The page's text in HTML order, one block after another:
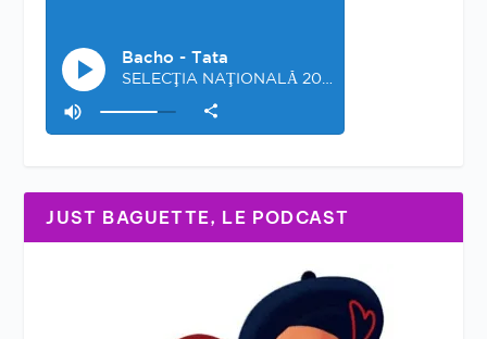
JUST BAGUETTE, LE PODCAST